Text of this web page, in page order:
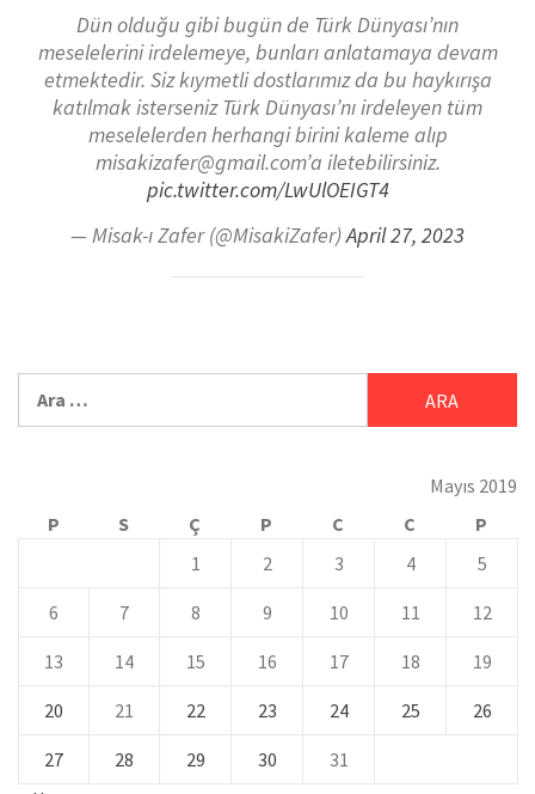
Dün olduğu gibi bugün de Türk Dünyası’nın
meselelerini irdelemeye, bunları anlatamaya devam
etmektedir. Siz kıymetli dostlarımız da bu haykırışa
katılmak isterseniz Türk Dünyası’nı irdeleyen tüm
meselelerden herhangi birini kaleme alıp
misakizafer@gmail.com’a iletebilirsiniz.
pic.twitter.com/LwUlOEIGT4
— Misak-ı Zafer (@MisakiZafer)April 27, 2023
Mayıs 2019
P
S Ç P C C
P
1
2 3 4 5
6 7 8 9 10 11 12
13 14 15 16 17 18 19
20 21 22 23 24 25 26
27 28 29 30
31